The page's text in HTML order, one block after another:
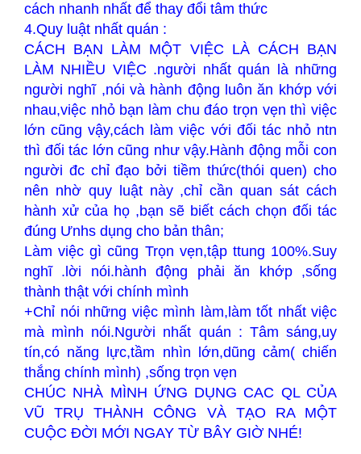
cách nhanh nhất để thay đổi tâm thức
4.Quy luật nhất quán :
CÁCH BẠN LÀM MỘT VIỆC LÀ CÁCH BẠN
LÀM NHIỀU VIỆC .người nhất quán là những
người nghĩ ,nói và hành động luôn ăn khớp với
nhau,việc nhỏ bạn làm chu đáo trọn vẹn thì việc
lớn cũng vậy,cách làm việc với đối tác nhỏ ntn
thì đối tác lớn cũng như vậy.Hành động mỗi con
người đc chỉ đạo bởi tiềm thức(thói quen) cho
nên nhờ quy luật này ,chỉ cần quan sát cách
hành xử của họ ,bạn sẽ biết cách chọn đối tác
đúng Ưnhs dụng cho bản thân;
Làm việc gì cũng Trọn vẹn,tập ttung 100%.Suy
nghĩ .lời nói.hành động phải ăn khớp ,sống
thành thật với chính mình
+Chỉ nói những việc mình làm,làm tốt nhất việc
mà mình nói.Người nhất quán : Tâm sáng,uy
tín,có năng lực,tầm nhìn lớn,dũng cảm( chiến
thắng chính mình) ,sống trọn vẹn
CHÚC NHÀ MÌNH ỨNG DỤNG CAC QL CỦA
VŨ TRỤ THÀNH CÔNG VÀ TẠO RA MỘT
CUỘC ĐỜI MỚI NGAY TỪ BÂY GIỜ NHÉ!